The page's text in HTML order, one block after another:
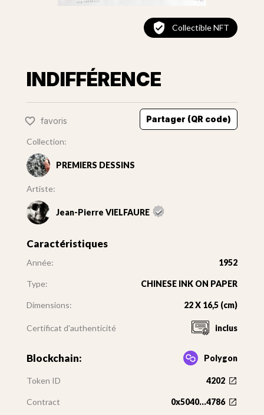
Collectible NFT
INDIFFÉRENCE
favoris Partager (QR code)
Collection:
PREMIERS DESSINS
Artiste:
Jean-Pierre VIELFAURE
Caractéristiques
Année: 1952
Type: CHINESE INK ON PAPER
Dimensions: 22 X 16,5 (cm)
Certificat d'authenticité inclus
Blockchain: Polygon
Token ID 4202
Contract 0x5040...4786